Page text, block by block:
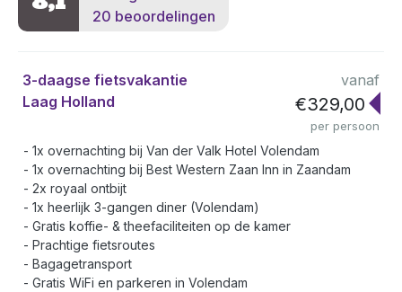
20 beoordelingen
3-daagse fietsvakantie
Laag Holland
vanaf
€329,00
per persoon
1x overnachting bij Van der Valk Hotel Volendam
1x overnachting bij Best Western Zaan Inn in Zaandam
2x royaal ontbijt
1x heerlijk 3-gangen diner (Volendam)
Gratis koffie- & theefaciliteiten op de kamer
Prachtige fietsroutes
Bagagetransport
Gratis WiFi en parkeren in Volendam